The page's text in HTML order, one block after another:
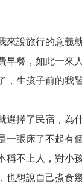
來說旅行的意義
早餐，如此一來
，生孩子前的我
選擇了民宿，為
一張床了不起有
稱不上人，對小
也想說自己煮食